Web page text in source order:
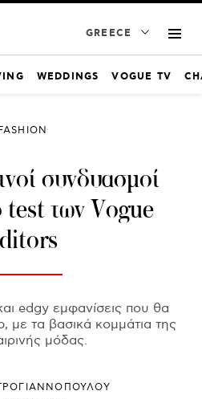
GREECE
WEDDINGS VOGUE TV
συνδυασμοί
test των Vogue
edgy εμφανίσεις που θα
με τα βασικά κομμάτια της
μόδας.